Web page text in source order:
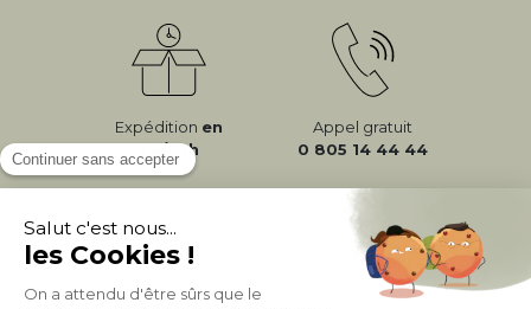
Expédition en
24/72h
Appel gratuit
0 805 14 44 44
À PROPOS DE MILIBOO